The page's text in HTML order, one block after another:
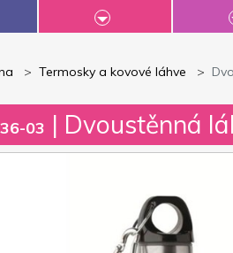
Termosky a kovové láhve
03 | Dvoustěnná